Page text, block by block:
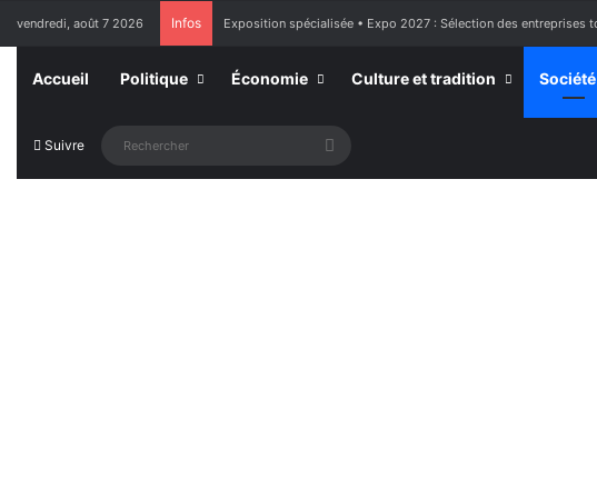
vendredi, août 7 2026 Infos France : l’Assemblée nationale approuve « l’aide à mourir »
Accueil Politique Économie Culture et tradition Société
Suivre Rechercher